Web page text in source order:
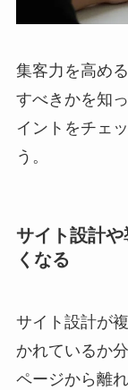
集客力を高め
すべきかを知
イントをチェ
う。
サイト設計
くなる
サイト設計が
かれているか
ページから離